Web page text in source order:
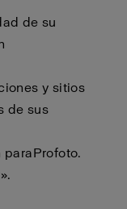
de su
y sitios
de sus
paraProfoto.